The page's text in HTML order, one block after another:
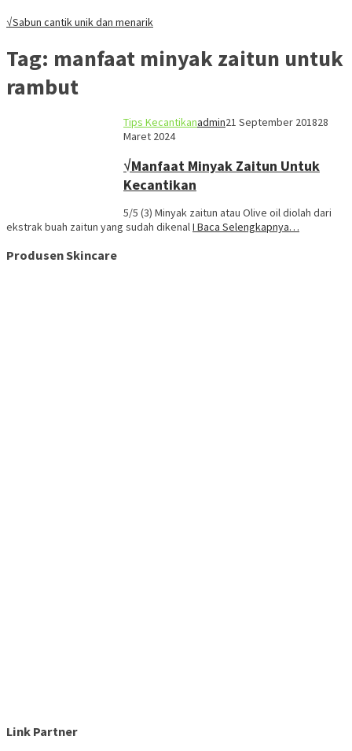
√Sabun cantik unik dan menarik
Tag: manfaat minyak zaitun untuk
rambut
Tips Kecantikanadmin21 September 201828
Maret 2024
√Manfaat Minyak Zaitun Untuk
Kecantikan
5/5 (3) Minyak zaitun atau Olive oil diolah dari
ekstrak buah zaitun yang sudah dikenalI Baca Selengkapnya…
Produsen Skincare
Link Partner